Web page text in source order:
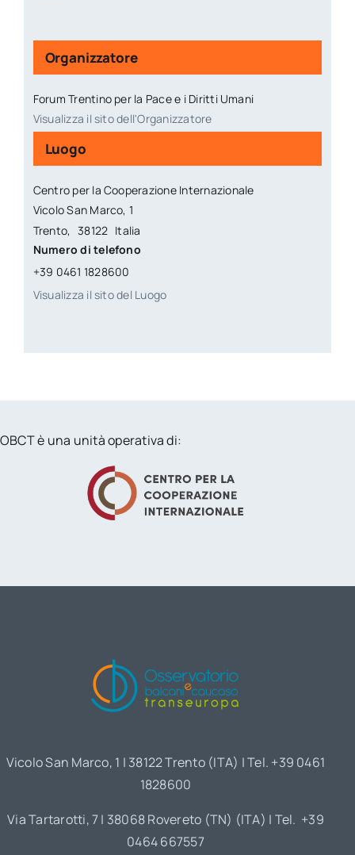
Luogo
Centro per la Cooperazione Internazionale
Vicolo San Marco, 1
Trento, 38122 Italia
Numero di telefono
+39 0461 1828600
Visualizza il sito del Luogo
Organizzatore
Forum Trentino per la Pace e i Diritti Umani
Visualizza il sito dell'Organizzatore
OBCT è una unità operativa di:
Vicolo San Marco, 1 | 38122 Trento (ITA) | Tel. +39 0461
1828600
Via Tartarotti, 7 | 38068 Rovereto (TN) (ITA) | Tel. +39
0464 667557